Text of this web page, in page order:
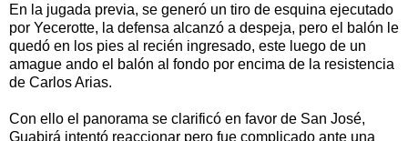
En la jugada previa, se generó un tiro de esquina ejecutado
por Yecerotte, la defensa alcanzó a despeja, pero el balón le
quedó en los pies al recién ingresado, este luego de un
amague ando el balón al fondo por encima de la resistencia
de Carlos Arias.
Con ello el panorama se clarificó en favor de San José,
Guabirá intentó reaccionar pero fue complicado ante una